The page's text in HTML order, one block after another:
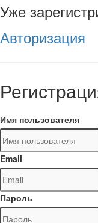
Уже
Авторизация
Имя пользователя
Email
Пароль